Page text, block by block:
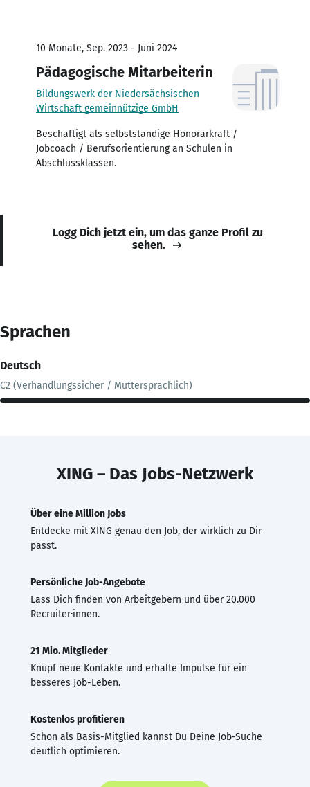
10 Monate, Sep. 2023 - Juni 2024
Pädagogische Mitarbeiterin
Bildungswerk der Niedersächsischen
Wirtschaft gemeinnützige GmbH
Beschäftigt als selbstständige Honorarkraft /
Jobcoach / Berufsorientierung an Schulen in
Abschlussklassen.
Logg Dich jetzt ein, um das ganze Profil zu
sehen.
Sprachen
Deutsch
C2 (Verhandlungssicher / Muttersprachlich)
XING – Das Jobs-Netzwerk
Über eine Million Jobs
Entdecke mit XING genau den Job, der wirklich zu Dir
passt.
Persönliche Job-Angebote
Lass Dich finden von Arbeitgebern und über 20.000
Recruiter·innen.
21 Mio. Mitglieder
Knüpf neue Kontakte und erhalte Impulse für ein
besseres Job-Leben.
Kostenlos profitieren
Schon als Basis-Mitglied kannst Du Deine Job-Suche
deutlich optimieren.